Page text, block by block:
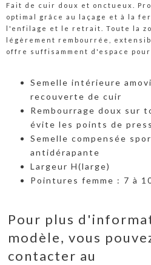
Fait de cuir doux et onctueux.
optimal grâce au laçage et à la
l'enfilage et le retrait. Toute la
légèrement rembourrée,
offre suffisamment d'espace
Semelle intérieure
recouverte de cuir
Rembourrage doux sur
évite les points de
Semelle compensée
antidérapante
Largeur H(large)
Pointures femme : 7 à
Pour plus
modèle, vous
contacter au